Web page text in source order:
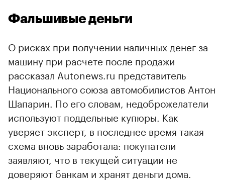
Фальшивые деньги
О рисках при получении наличных денег за
машину при расчете после продажи
рассказал Autonews.ru представитель
Национального союза автомобилистов Антон
Шапарин. По его словам, недоброжелатели
используют поддельные купюры. Как
уверяет эксперт, в последнее время такая
схема вновь заработала: покупатели
заявляют, что в текущей ситуации не
доверяют банкам и хранят деньги дома.